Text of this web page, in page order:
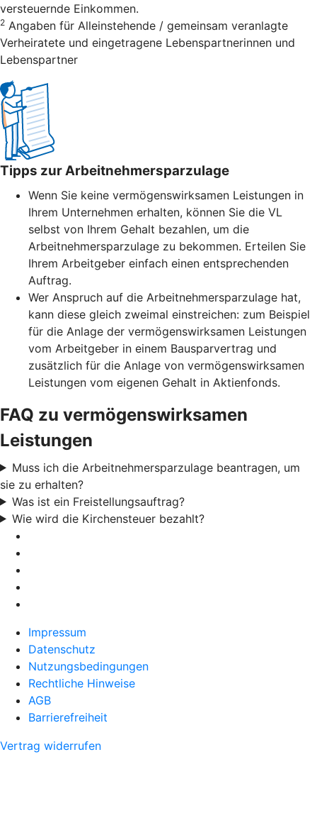
versteuernde Einkommen.
2 Angaben für Alleinstehende / gemeinsam veranlagte
Verheiratete und eingetragene Lebenspartnerinnen und
Lebenspartner
Tipps zur Arbeitnehmersparzulage
Wenn Sie keine vermögenswirksamen Leistungen in
Ihrem Unternehmen erhalten, können Sie die VL
selbst von Ihrem Gehalt bezahlen, um die
Arbeitnehmersparzulage zu bekommen. Erteilen Sie
Ihrem Arbeitgeber einfach einen entsprechenden
Auftrag.
Wer Anspruch auf die Arbeitnehmersparzulage hat,
kann diese gleich zweimal einstreichen: zum Beispiel
für die Anlage der vermögenswirksamen Leistungen
vom Arbeitgeber in einem Bausparvertrag und
zusätzlich für die Anlage von vermögenswirksamen
Leistungen vom eigenen Gehalt in Aktienfonds.
FAQ zu vermögenswirksamen
Leistungen
Muss ich die Arbeitnehmersparzulage beantragen, um
sie zu erhalten?
Was ist ein Freistellungsauftrag?
Wie wird die Kirchensteuer bezahlt?
Impressum
Datenschutz
Nutzungsbedingungen
Rechtliche Hinweise
AGB
Barrierefreiheit
Vertrag widerrufen